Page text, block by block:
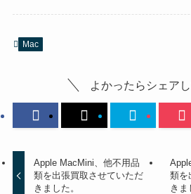
Mac
よかったらシェアし
Apple MacMini、他不用品
類を出張買取させていただ
きました。
類を
きま